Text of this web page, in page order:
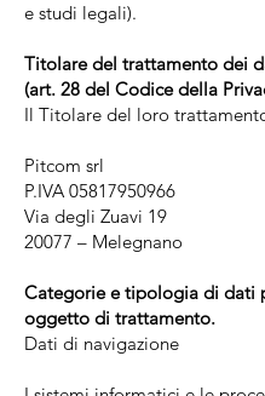
e studi legali).
Titolare del trattamento dei
(art. 28 del Codice della
Il Titolare del loro
Pitcom srl
P.IVA 05817950966
Via degli Zuavi 19
20077 – Melegnano
Categorie e tipologia di dati
oggetto di trattamento.
Dati di navigazione